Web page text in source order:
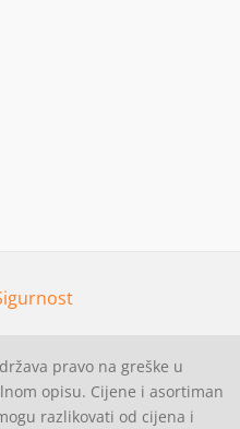
pravo na greške u
opisu. Cijene i asortiman
razlikovati od cijena i